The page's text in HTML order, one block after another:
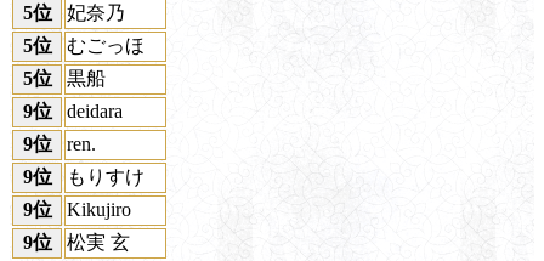
5位
妃奈乃
5位
むごっほ
5位
黒船
9位
deidara
9位
ren.
9位
もりすけ
9位
Kikujiro
9位
松実 玄